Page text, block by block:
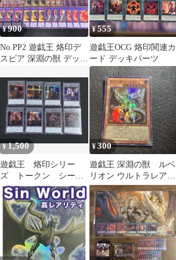
¥900
No.PP2 遊戯王 烙印デ
スピア 深淵の獣 デッキ
の烙印 深淵のマグナム
ート 烙印竜アルビオン
¥555
遊戯王OCG 烙印関連カ
ード デッキパーツ
¥1,500
遊戯王 烙印シリー
ズ トークン シーク
レットセット
¥300
遊戯王 深淵の獣 ルベ
リオン ウルトラレア
DABL-JP009